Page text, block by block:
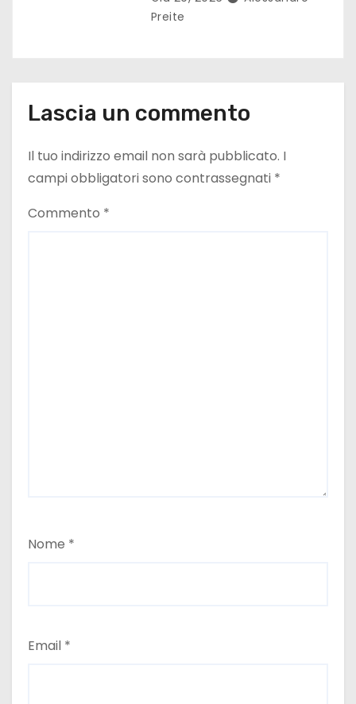
Preite
Lascia un commento
Il tuo indirizzo email non sarà pubblicato. I
campi obbligatori sono contrassegnati *
Commento *
Nome *
Email *